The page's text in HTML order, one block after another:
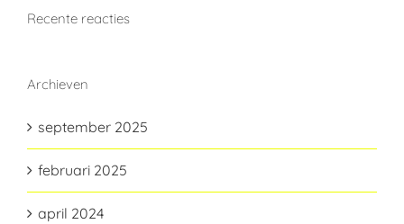
Recente reacties
Archieven
september 2025
februari 2025
april 2024